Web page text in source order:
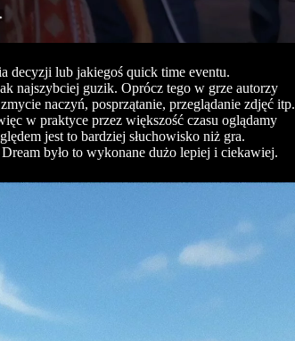
decyzji lub jakiegoś quick time eventu.
najszybciej guzik. Oprócz tego w grze autorzy
naczyń, posprzątanie, przeglądanie zdjęć itp.
w praktyce przez większość czasu oglądamy
jest to bardziej słuchowisko niż gra.
było to wykonane dużo lepiej i ciekawiej.